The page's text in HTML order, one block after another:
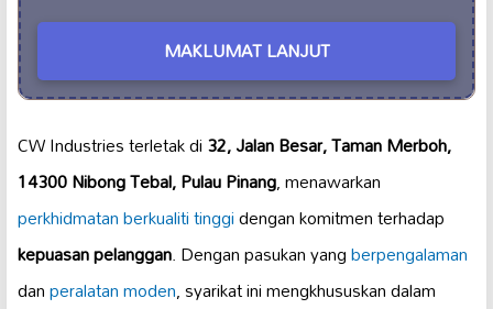
MAKLUMAT LANJUT
CW Industries terletak di32, Jalan Besar, Taman Merboh,
14300 Nibong Tebal, Pulau Pinang, menawarkan
perkhidmatan berkualiti tinggidengan komitmen terhadap
kepuasan pelanggan. Dengan pasukan yangberpengalaman
danperalatan moden, syarikat ini mengkhususkan dalam